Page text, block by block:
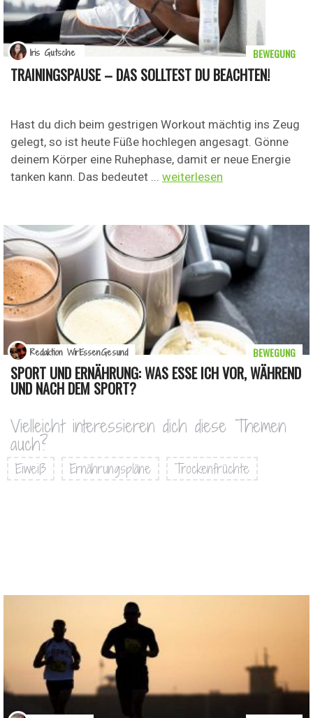
TRAININGSPAUSE – DAS SOLLTEST DU BEACHTEN!
Hast du dich beim gestrigen Workout mächtig ins Zeug
gelegt, so ist heute Füße hochlegen angesagt. Gönne
deinem Körper eine Ruhephase, damit er neue Energie
tanken kann. Das bedeutet ... weiterlesen
BEWEGUNG
Iris Gutsche
SPORT UND ERNÄHRUNG: WAS ESSE ICH VOR, WÄHREND
UND NACH DEM SPORT?
BEWEGUNG
Redaktion WirEssenGesund
Vielleicht interessieren dich diese Themen
auch?
Eiweiß Ernährungspläne Trockenfrüchte